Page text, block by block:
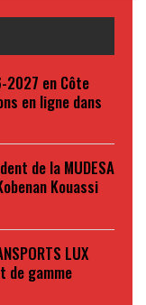
en Côte
en ligne dans
de la MUDESA
Kouassi
LUX
de gamme